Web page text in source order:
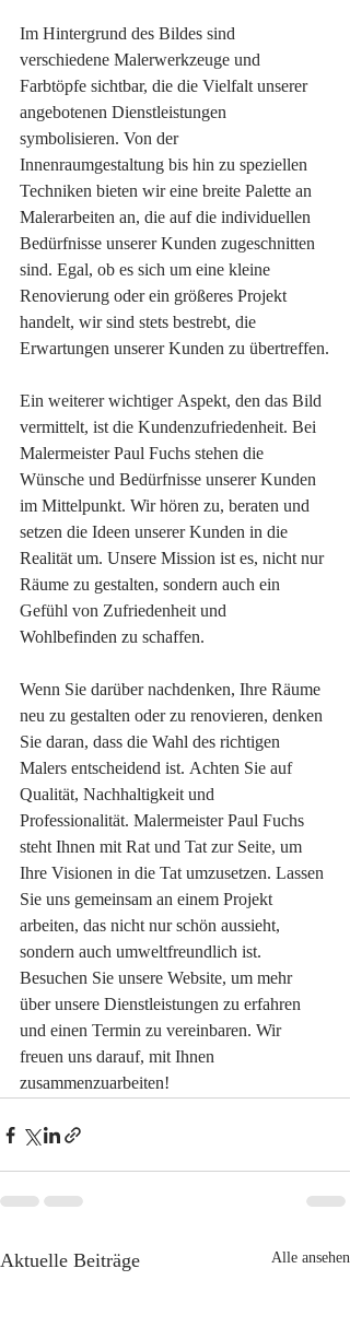
Im Hintergrund des Bildes sind
verschiedene Malerwerkzeuge und
Farbtöpfe sichtbar, die die Vielfalt unserer
angebotenen Dienstleistungen
symbolisieren. Von der
Innenraumgestaltung bis hin zu speziellen
Techniken bieten wir eine breite Palette an
Malerarbeiten an, die auf die individuellen
Bedürfnisse unserer Kunden zugeschnitten
sind. Egal, ob es sich um eine kleine
Renovierung oder ein größeres Projekt
handelt, wir sind stets bestrebt, die
Erwartungen unserer Kunden zu übertreffen.
Ein weiterer wichtiger Aspekt, den das Bild
vermittelt, ist die Kundenzufriedenheit. Bei
Malermeister Paul Fuchs stehen die
Wünsche und Bedürfnisse unserer Kunden
im Mittelpunkt. Wir hören zu, beraten und
setzen die Ideen unserer Kunden in die
Realität um. Unsere Mission ist es, nicht nur
Räume zu gestalten, sondern auch ein
Gefühl von Zufriedenheit und
Wohlbefinden zu schaffen.
Wenn Sie darüber nachdenken, Ihre Räume
neu zu gestalten oder zu renovieren, denken
Sie daran, dass die Wahl des richtigen
Malers entscheidend ist. Achten Sie auf
Qualität, Nachhaltigkeit und
Professionalität. Malermeister Paul Fuchs
steht Ihnen mit Rat und Tat zur Seite, um
Ihre Visionen in die Tat umzusetzen. Lassen
Sie uns gemeinsam an einem Projekt
arbeiten, das nicht nur schön aussieht,
sondern auch umweltfreundlich ist.
Besuchen Sie unsere Website, um mehr
über unsere Dienstleistungen zu erfahren
und einen Termin zu vereinbaren. Wir
freuen uns darauf, mit Ihnen
zusammenzuarbeiten!
Aktuelle Beiträge Alle ansehen